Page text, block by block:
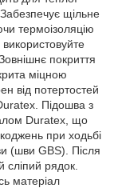
щільне
термоізоляцію
покриття
міцною
від потертостей
Підошва з
Duratex, що
при ходьбі
(шви GBS). Після
сліпий рядок.
матеріал